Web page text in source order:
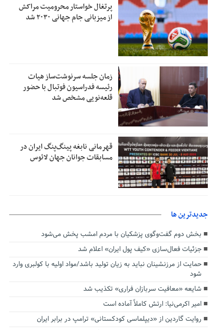
پرتغال خواستار محرومیت مراکش
از میزبانی جام جهانی ۲۰۳۰ شد
زمان جلسه سرنوشت‌ساز هیات
رئیسه فدراسیون فوتبال با حضور
قلعه‌نویی مشخص شد
قهرمانی نابغه پینگ‌پنگ ایران در
مسابقات جوانان جهان لائوس
جديدترين ها
بخش دوم گفت‌وگوی پزشکیان با مردم امشب پخش می‌شود
جزئیات فعال‌سازی «کیف پول ایران» اعلام شد
حمایت از مرزنشینان نباید به زیان تولید باشد/مواد اولیه با کولبری وارد
شود
شایعه «معافیت سربازان فراری» تکذیب شد
امیر اکرمی‌نیا: ارتش کاملاً آماده است
روایت گاردین از «دیپلماسی کودکستانی» ترامپ در برابر ایران